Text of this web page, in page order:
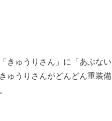
きゅうりさん」に「あぶない
ゅうりさんがどんどん重装備